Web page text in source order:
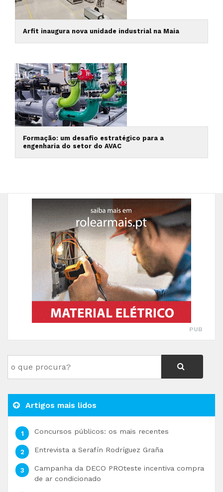
Arfit inaugura nova unidade industrial na Maia
Formação: um desafio estratégico para a
engenharia do setor do AVAC
PUB
Artigos mais lidos
Concursos públicos: os mais recentes
Entrevista a Serafín Rodríguez Graña
Campanha da DECO PROteste incentiva compra
de ar condicionado